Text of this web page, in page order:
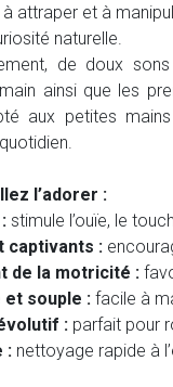
attraper et à
naturelle.
de doux
ainsi que les
aux petites
l’adorer :
stimule l’ouïe, le
captivants :
de la motricité :
souple : facile à
: parfait pour
: nettoyage rapide à